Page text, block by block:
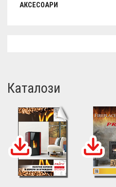
АКСЕСОАРИ
Каталози